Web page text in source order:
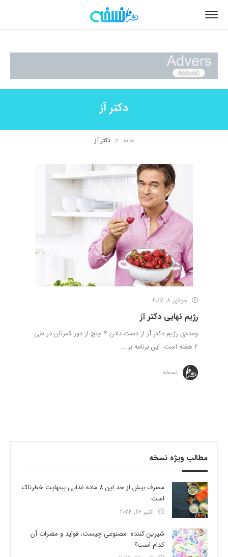
دکتر آز
خانه دکتر آز
جولای 8, 2017
رژیم نهایی دکتر آز
وعده‌ی رژیم دکتر آز از دست دادن 2 اینچ از دور کمرتان در طی
2 هفته است. این برنامه بر ...
نسخه
مطالب ویژه نسخه
مصرف بیش از حد این 8 ماده غذایی بینهایت خطرناک
است
اکتبر 26, 2024
شیرین کننده مصنوعی چیست، فواید و مضرات آن
کدام است؟